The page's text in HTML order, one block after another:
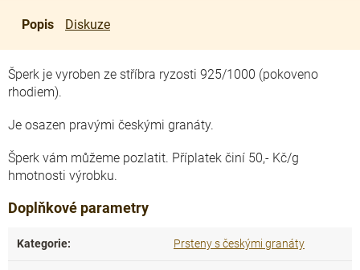
Popis Diskuze
Šperk je vyroben ze stříbra ryzosti 925/1000 (pokoveno
rhodiem).
Je osazen pravými českými granáty.
Šperk vám můžeme pozlatit. Příplatek činí 50,- Kč/g
hmotnosti výrobku.
Doplňkové parametry
Kategorie: Prsteny s českými granáty